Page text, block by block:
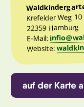
Kindergärten
Angebote
Kontakt
Krefelder Weg 10
22359 Hamburg
E-Mail:
Website:
auf der Karte